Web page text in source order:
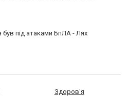
під атаками БпЛА - Лях
Здоров'я